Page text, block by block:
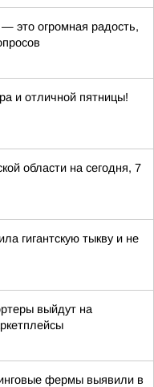
это огромная радость,
и отличной пятницы!
области на сегодня, 7
гигантскую тыкву и не
выйдут на
фермы выявили в